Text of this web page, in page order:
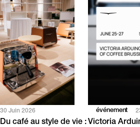
30 Juin 2026
Du café au style de vie :
événement
Victoria